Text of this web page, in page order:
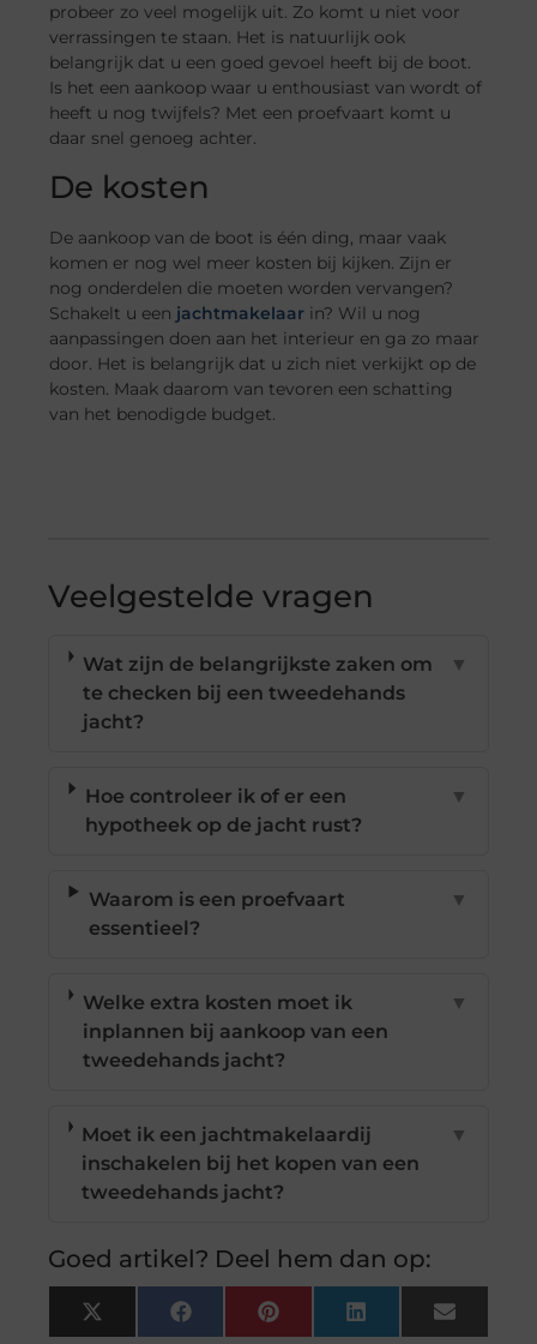
probeer zo veel mogelijk uit. Zo komt u niet voor
verrassingen te staan. Het is natuurlijk ook
belangrijk dat u een goed gevoel heeft bij de boot.
Is het een aankoop waar u enthousiast van wordt of
heeft u nog twijfels? Met een proefvaart komt u
daar snel genoeg achter.
De kosten
De aankoop van de boot is één ding, maar vaak
komen er nog wel meer kosten bij kijken. Zijn er
nog onderdelen die moeten worden vervangen?
Schakelt u een jachtmakelaar in? Wil u nog
aanpassingen doen aan het interieur en ga zo maar
door. Het is belangrijk dat u zich niet verkijkt op de
kosten. Maak daarom van tevoren een schatting
van het benodigde budget.
Veelgestelde vragen
Wat zijn de belangrijkste zaken om
te checken bij een tweedehands
jacht?
▼
Hoe controleer ik of er een
hypotheek op de jacht rust?
▼
Waarom is een proefvaart
essentieel?
▼
Welke extra kosten moet ik
inplannen bij aankoop van een
tweedehands jacht?
▼
Moet ik een jachtmakelaardij
inschakelen bij het kopen van een
tweedehands jacht?
▼
Goed artikel? Deel hem dan op:
X
(Twitter)
FacebookPinterestLinkedInEmail